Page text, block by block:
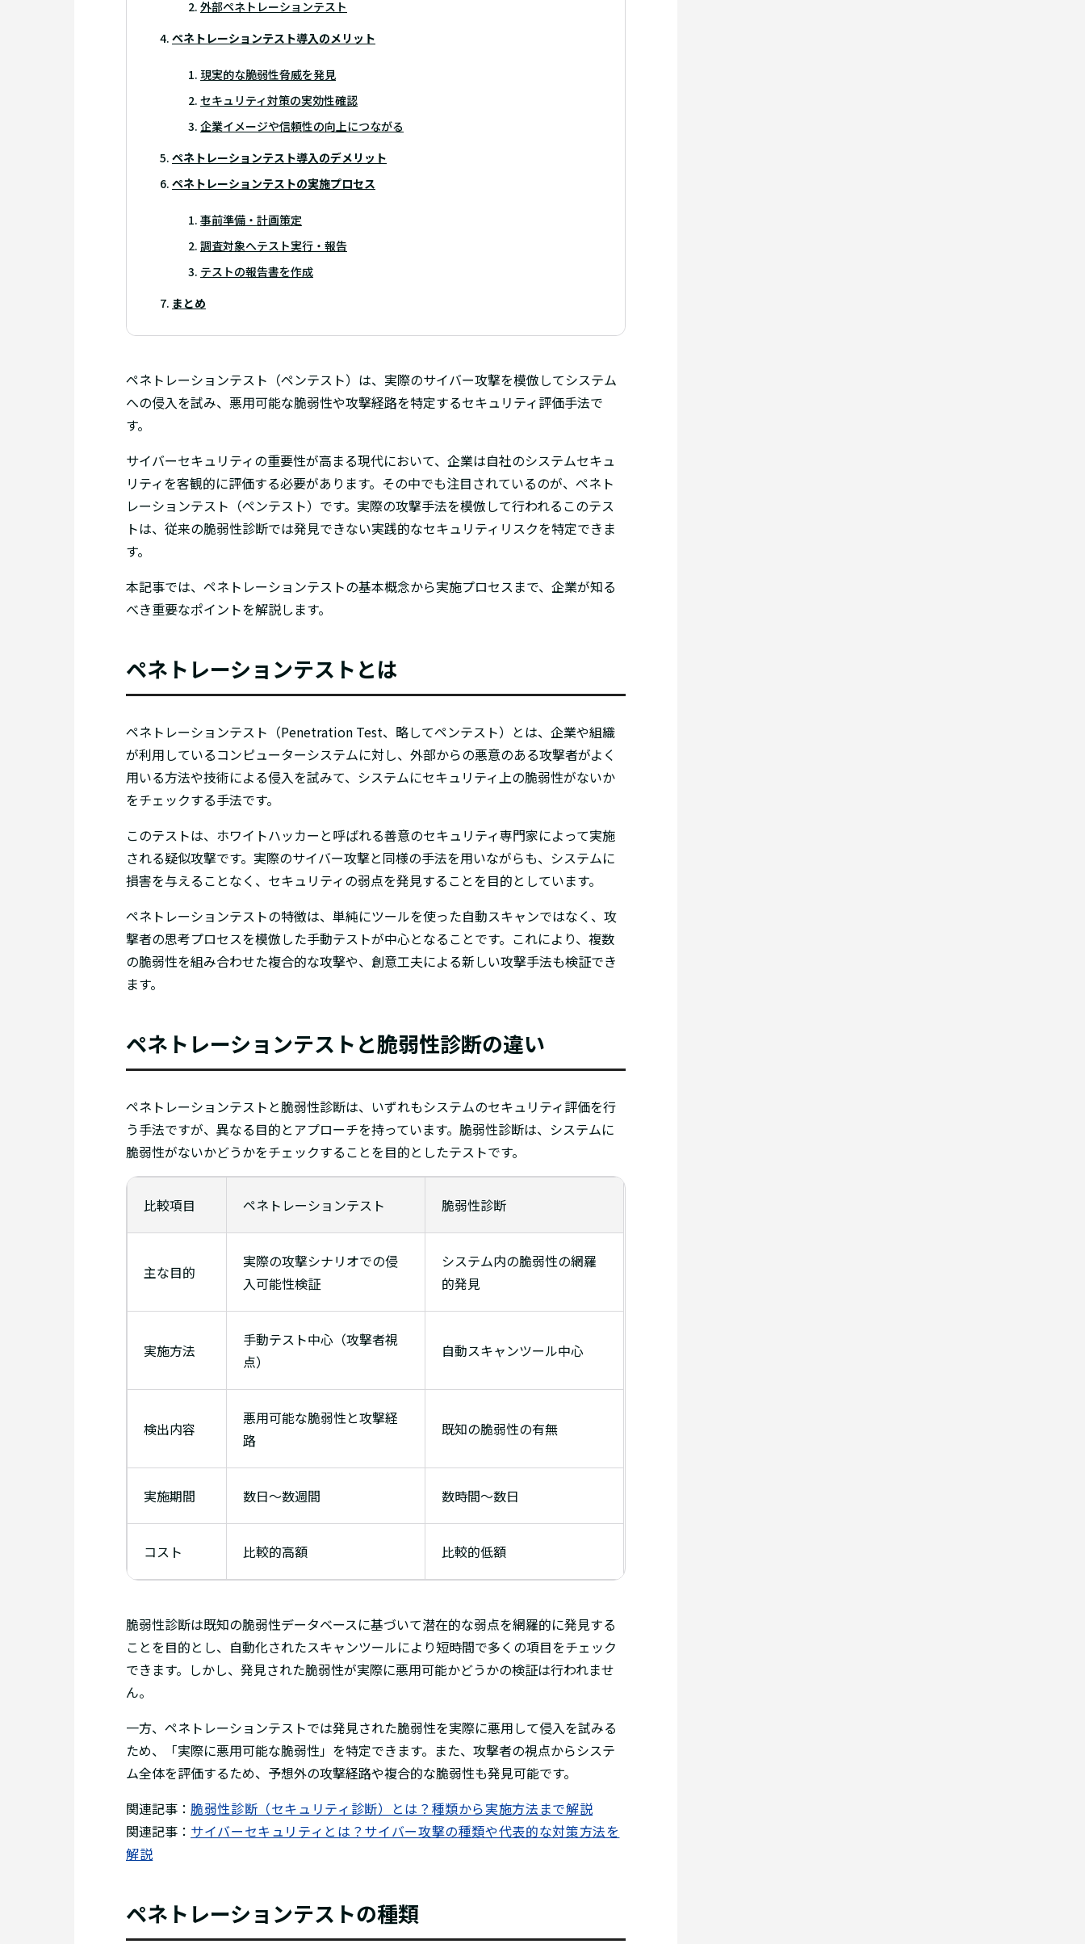
外部ペネトレーションテスト
ペネトレーションテスト導入のメリット
現実的な脆弱性脅威を発見
セキュリティ対策の実効性確認
企業イメージや信頼性の向上につながる
ペネトレーションテスト導入のデメリット
ペネトレーションテストの実施プロセス
事前準備・計画策定
調査対象へテスト実行・報告
テストの報告書を作成
まとめ
ペネトレーションテスト（ペンテスト）は、実際のサイバー攻撃を模倣してシステム
への侵入を試み、悪用可能な脆弱性や攻撃経路を特定するセキュリティ評価手法で
す。
サイバーセキュリティの重要性が高まる現代において、企業は自社のシステムセキュ
リティを客観的に評価する必要があります。その中でも注目されているのが、ペネト
レーションテスト（ペンテスト）です。実際の攻撃手法を模倣して行われるこのテス
トは、従来の脆弱性診断では発見できない実践的なセキュリティリスクを特定できま
す。
本記事では、ペネトレーションテストの基本概念から実施プロセスまで、企業が知る
べき重要なポイントを解説します。
ペネトレーションテストとは
ペネトレーションテスト（Penetration Test、略してペンテスト）とは、企業や組織
が利用しているコンピューターシステムに対し、外部からの悪意のある攻撃者がよく
用いる方法や技術による侵入を試みて、システムにセキュリティ上の脆弱性がないか
をチェックする手法です。
このテストは、ホワイトハッカーと呼ばれる善意のセキュリティ専門家によって実施
される疑似攻撃です。実際のサイバー攻撃と同様の手法を用いながらも、システムに
損害を与えることなく、セキュリティの弱点を発見することを目的としています。
ペネトレーションテストの特徴は、単純にツールを使った自動スキャンではなく、攻
撃者の思考プロセスを模倣した手動テストが中心となることです。これにより、複数
の脆弱性を組み合わせた複合的な攻撃や、創意工夫による新しい攻撃手法も検証でき
ます。
ペネトレーションテストと脆弱性診断の違い
ペネトレーションテストと脆弱性診断は、いずれもシステムのセキュリティ評価を行
う手法ですが、異なる目的とアプローチを持っています。脆弱性診断は、システムに
脆弱性がないかどうかをチェックすることを目的としたテストです。
比較項目 ペネトレーションテスト 脆弱性診断
主な目的
実際の攻撃シナリオでの侵
入可能性検証
システム内の脆弱性の網羅
的発見
実施方法
手動テスト中心（攻撃者視
点）
自動スキャンツール中心
検出内容
悪用可能な脆弱性と攻撃経
路
既知の脆弱性の有無
実施期間 数日〜数週間 数時間〜数日
コスト 比較的高額 比較的低額
脆弱性診断は既知の脆弱性データベースに基づいて潜在的な弱点を網羅的に発見する
ことを目的とし、自動化されたスキャンツールにより短時間で多くの項目をチェック
できます。しかし、発見された脆弱性が実際に悪用可能かどうかの検証は行われませ
ん。
一方、ペネトレーションテストでは発見された脆弱性を実際に悪用して侵入を試みる
ため、「実際に悪用可能な脆弱性」を特定できます。また、攻撃者の視点からシステ
ム全体を評価するため、予想外の攻撃経路や複合的な脆弱性も発見可能です。
関連記事： 脆弱性診断（セキュリティ診断）とは？種類から実施方法まで解説
関連記事： サイバーセキュリティとは？サイバー攻撃の種類や代表的な対策方法を
解説
ペネトレーションテストの種類